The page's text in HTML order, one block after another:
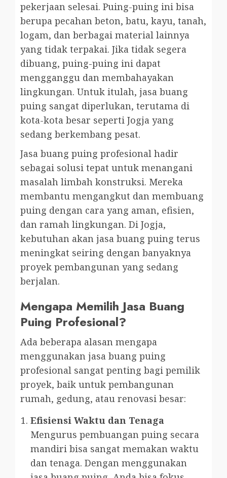
pekerjaan selesai. Puing-puing ini bisa
berupa pecahan beton, batu, kayu, tanah,
logam, dan berbagai material lainnya
yang tidak terpakai. Jika tidak segera
dibuang, puing-puing ini dapat
mengganggu dan membahayakan
lingkungan. Untuk itulah, jasa buang
puing sangat diperlukan, terutama di
kota-kota besar seperti Jogja yang
sedang berkembang pesat.
Jasa buang puing profesional hadir
sebagai solusi tepat untuk menangani
masalah limbah konstruksi. Mereka
membantu mengangkut dan membuang
puing dengan cara yang aman, efisien,
dan ramah lingkungan. Di Jogja,
kebutuhan akan jasa buang puing terus
meningkat seiring dengan banyaknya
proyek pembangunan yang sedang
berjalan.
Mengapa Memilih Jasa Buang
Puing Profesional?
Ada beberapa alasan mengapa
menggunakan jasa buang puing
profesional sangat penting bagi pemilik
proyek, baik untuk pembangunan
rumah, gedung, atau renovasi besar:
Efisiensi Waktu dan Tenaga
Mengurus pembuangan puing secara
mandiri bisa sangat memakan waktu
dan tenaga. Dengan menggunakan